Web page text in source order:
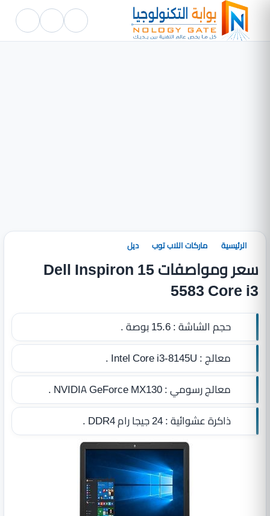
الرئيسية ماركات اللاب توب ديل
سعر ومواصفات Dell Inspiron 15
5583 Core i3
حجم الشاشة :15.6 بوصة .
معالج :Intel Core i3-8145U .
معالج رسومي :NVIDIA GeForce MX130 .
ذاكرة عشوائية :24 جيجا رام DDR4 .